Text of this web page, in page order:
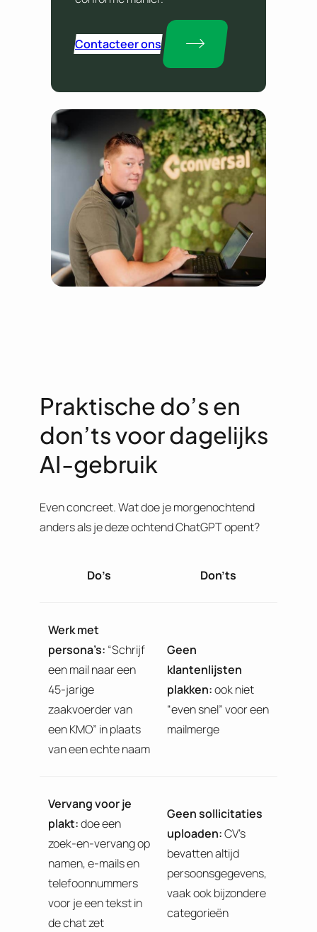
Contacteer ons
Praktische do’s en
don’ts voor dagelijks
AI-gebruik
Even concreet. Wat doe je morgenochtend
anders als je deze ochtend ChatGPT opent?
Do’s Don’ts
Werk met
persona’s: “Schrijf
een mail naar een
45-jarige
zaakvoerder van
een KMO” in plaats
van een echte naam
Geen
klantenlijsten
plakken:ook niet
“even snel” voor een
mailmerge
Vervang voor je
plakt:doe een
zoek-en-vervang op
namen, e-mails en
telefoonnummers
voor je een tekst in
de chat zet
Geen sollicitaties
uploaden:CV’s
bevatten altijd
persoonsgegevens,
vaak ook bijzondere
categorieën